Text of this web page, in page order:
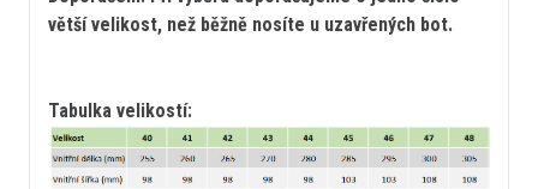
větší velikost, než běžně nosíte u uzavřených bot.
Tabulka velikostí: